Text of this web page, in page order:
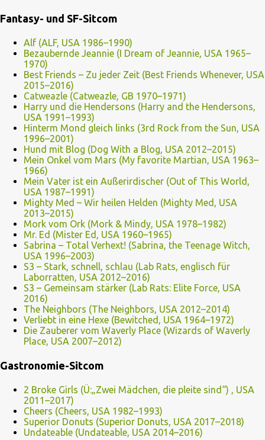
Fantasy- und SF-Sitcom
Alf (ALF, USA 1986–1990)
Bezaubernde Jeannie (I Dream of Jeannie, USA 1965–
1970)
Best Friends – Zu jeder Zeit (Best Friends Whenever, USA
2015–2016)
Catweazle (Catweazle, GB 1970–1971)
Harry und die Hendersons (Harry and the Hendersons,
USA 1991–1993)
Hinterm Mond gleich links (3rd Rock from the Sun, USA
1996–2001)
Hund mit Blog (Dog With a Blog, USA 2012–2015)
Mein Onkel vom Mars (My favorite Martian, USA 1963–
1966)
Mein Vater ist ein Außerirdischer (Out of This World,
USA 1987–1991)
Mighty Med – Wir heilen Helden (Mighty Med, USA
2013–2015)
Mork vom Ork (Mork & Mindy, USA 1978–1982)
Mr. Ed (Mister Ed, USA 1960–1965)
Sabrina – Total Verhext! (Sabrina, the Teenage Witch,
USA 1996–2003)
S3 – Stark, schnell, schlau (Lab Rats, englisch für
Laborratten, USA 2012–2016)
S3 – Gemeinsam stärker (Lab Rats: Elite Force, USA
2016)
The Neighbors (The Neighbors, USA 2012–2014)
Verliebt in eine Hexe (Bewitched, USA 1964–1972)
Die Zauberer vom Waverly Place (Wizards of Waverly
Place, USA 2007–2012)
Gastronomie-Sitcom
2 Broke Girls (Ü:„Zwei Mädchen, die pleite sind“) , USA
2011–2017)
Cheers (Cheers, USA 1982–1993)
Superior Donuts (Superior Donuts, USA 2017–2018)
Undateable (Undateable, USA 2014–2016)